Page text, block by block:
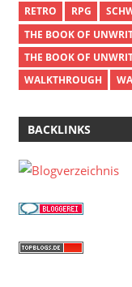
RETRO
RPG
THE BOOK OF
THE BOOK OF
WALKTHROUGH
BACKLINKS